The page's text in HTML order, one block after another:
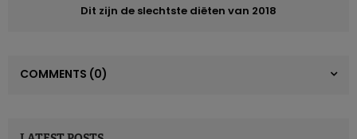
eieren eten, bepaalde lipidemoleculen in het bloed zaten
Dit zijn de slechtste diëten van 2018
COMMENTS (0)